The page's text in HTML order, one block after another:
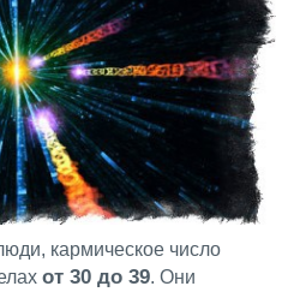
кармическое число
от 30 до 39. Они